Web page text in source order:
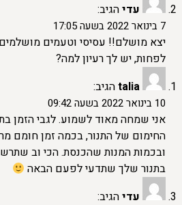
עדיהגיב:
7 בינואר 2022 בשעה 17:05
יצא מושלם!! עסיסי וטעמים
לפחות, יש לך רעיון למה?
taliaהגיב:
10 בינואר 2022 בשעה 09:42
אני שמחה מאוד לשמוע. לגבי הזמן
החימום של התנור, בכמה זמן חומם
ובכמות המנות שהכנסת. הכי וב
בתנור שלך שתדעי לפעם הבאה
עדיהגיב: